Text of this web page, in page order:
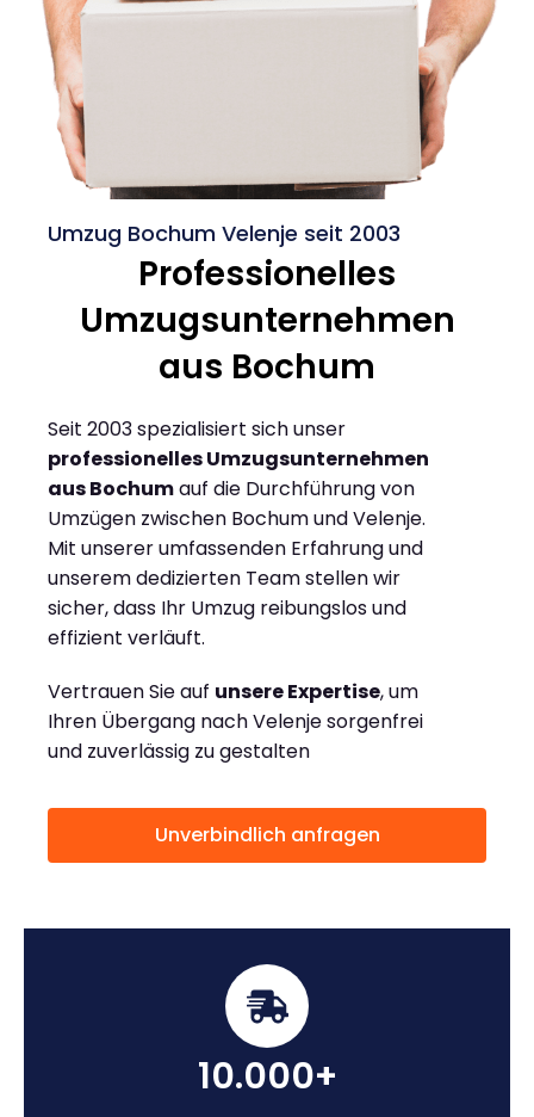
Umzug Bochum Velenje seit 2003
Professionelles
Umzugsunternehmen
aus Bochum
Seit 2003 spezialisiert sich unser
professionelles Umzugsunternehmen
aus Bochumauf die Durchführung von
Umzügen zwischen Bochum und Velenje.
Mit unserer umfassenden Erfahrung und
unserem dedizierten Team stellen wir
sicher, dass Ihr Umzug reibungslos und
effizient verläuft.
Vertrauen Sie auf unsere Expertise, um
Ihren Übergang nach Velenje sorgenfrei
und zuverlässig zu gestalten
Unverbindlich anfragen
10.000+